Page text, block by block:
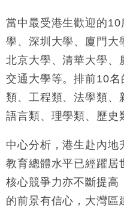
17:40
財經｜本港6月零
最強
16:33
財經｜滙控重啟最
50%
15:11
財經｜SHEIN傳最
元以下
當中最受港生歡迎的
學、深圳大學、廈門大
北京大學、清華大學、
交通大學等。排前10
類、工程類、法學類、
語言類、理學類、歷史
中心分析，港生赴內地
教育總體水平已經躍居
核心競爭力亦不斷提高
的前景有信心，大灣區